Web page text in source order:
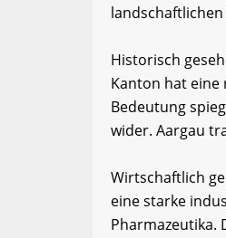
Historisch
Kanton hat eine
Bedeutung
wider. Aargau
Wirtschaftlich
eine starke
Pharmazeutika.